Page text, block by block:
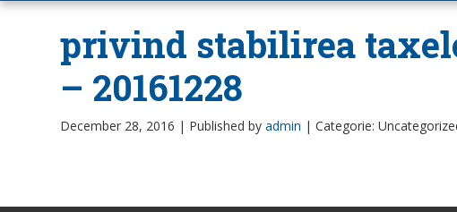
privind stabilirea
– 20161228
December 28, 2016 | Published by admin | Categorie: